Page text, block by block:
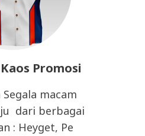
Promosi
macam
dari berbagai
: Heyget, Pe